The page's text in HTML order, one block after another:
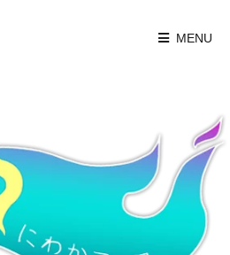
MENU